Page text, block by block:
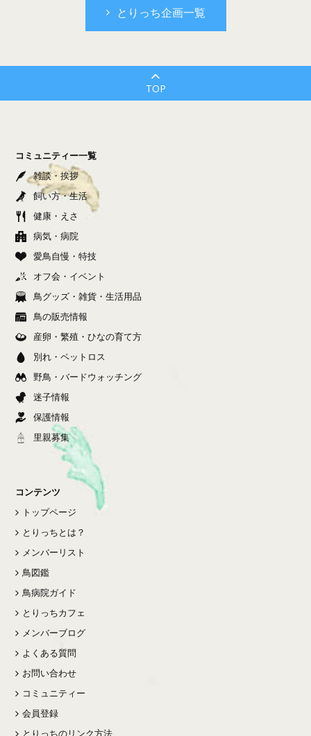
とりっち企画一覧
TOP
コミュニティー一覧
雑談・挨拶
飼い方・生活
健康・えさ
病気・病院
愛鳥自慢・特技
オフ会・イベント
鳥グッズ・雑貨・生活用品
鳥の販売情報
産卵・繁殖・ひなの育て方
別れ・ペットロス
野鳥・バードウォッチング
迷子情報
保護情報
里親募集
コンテンツ
トップページ
とりっちとは？
メンバーリスト
鳥図鑑
鳥病院ガイド
とりっちカフェ
メンバーブログ
よくある質問
お問い合わせ
コミュニティー
会員登録
とりっちのリンク方法